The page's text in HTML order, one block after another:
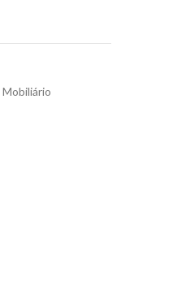
Mobiliário